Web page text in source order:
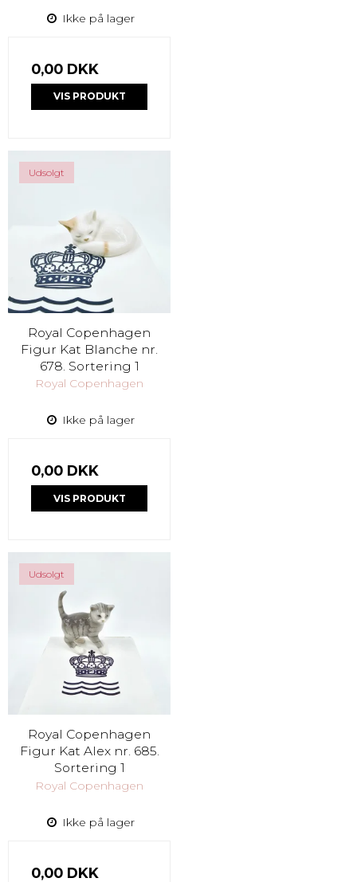
Ikke på lager
0,00 DKK
VIS PRODUKT
Udsolgt
Royal Copenhagen
Figur Kat Blanche nr.
678. Sortering 1
Royal Copenhagen
Ikke på lager
0,00 DKK
VIS PRODUKT
Udsolgt
Royal Copenhagen
Figur Kat Alex nr. 685.
Sortering 1
Royal Copenhagen
Ikke på lager
0,00 DKK